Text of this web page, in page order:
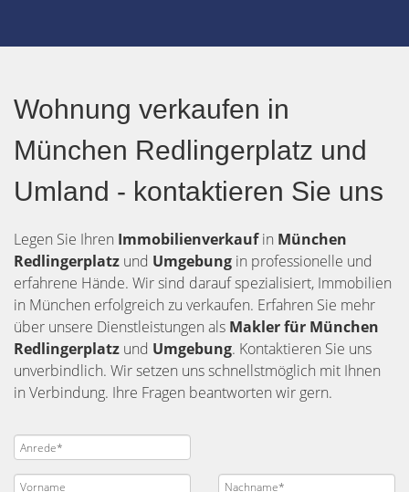
Wohnung verkaufen in
München Redlingerplatz und
Umland - kontaktieren Sie uns
Legen Sie Ihren Immobilienverkaufin München
Redlingerplatz und Umgebung in professionelle und
erfahrene Hände. Wir sind darauf spezialisiert, Immobilien
in München erfolgreich zu verkaufen. Erfahren Sie mehr
über unsere Dienstleistungen als Makler für München
Redlingerplatz und Umgebung. Kontaktieren Sie uns
unverbindlich. Wir setzen uns schnellstmöglich mit Ihnen
in Verbindung. Ihre Fragen beantworten wir gern.